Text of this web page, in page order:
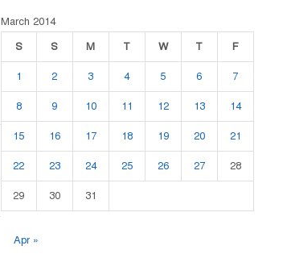
March 2014
S
S M T W T F
1 2 3 4 5 6 7
8 9 10 11 12 13 14
15 16 17 18 19 20 21
22 23 24 25 26 27 28
29 30 31
Apr »